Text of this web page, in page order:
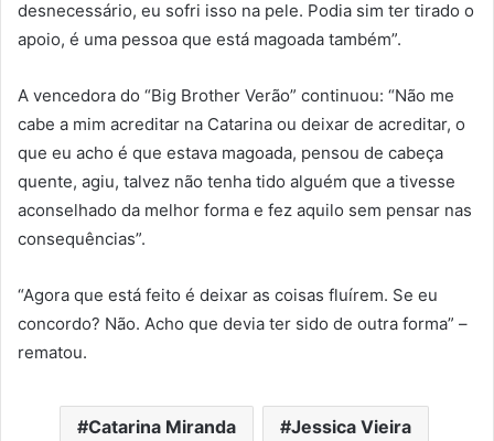
desnecessário, eu sofri isso na pele. Podia sim ter tirado o
apoio, é uma pessoa que está magoada também”.
A vencedora do “Big Brother Verão” continuou: “Não me
cabe a mim acreditar na Catarina ou deixar de acreditar, o
que eu acho é que estava magoada, pensou de cabeça
quente, agiu, talvez não tenha tido alguém que a tivesse
aconselhado da melhor forma e fez aquilo sem pensar nas
consequências”.
“Agora que está feito é deixar as coisas fluírem. Se eu
concordo? Não. Acho que devia ter sido de outra forma” –
rematou.
Catarina Miranda Jessica Vieira